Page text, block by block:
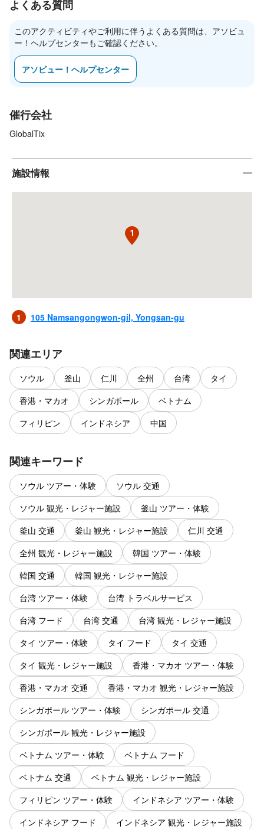
よくある質問
このアクティビティやご利用に伴うよくある質問は、アソビュ
ー！ヘルプセンターもご確認ください。
アソビュー！ヘルプセンター
催行会社
GlobalTix
施設情報
1
1 105 Namsangongwon-gil, Yongsan-gu
関連エリア
ソウル 釜山 仁川 全州 台湾
タイ
香港・マカオ
シンガポール
ベトナム
フィリピン
インドネシア 中国
関連キーワード
ソウル ツアー・体験
ソウル 交通
ソウル 観光・レジャー施設
釜山 ツアー・体験
釜山 交通
釜山 観光・レジャー施設
仁川 交通
全州 観光・レジャー施設
韓国 ツアー・体験
韓国 交通
韓国 観光・レジャー施設
台湾 ツアー・体験
台湾 トラベルサービス
台湾 フード
台湾 交通
台湾 観光・レジャー施設
タイ ツアー・体験
タイ フード
タイ 交通
タイ 観光・レジャー施設
香港・マカオ ツアー・体験
香港・マカオ 交通
香港・マカオ 観光・レジャー施設
シンガポール ツアー・体験
シンガポール 交通
シンガポール 観光・レジャー施設
ベトナム ツアー・体験
ベトナム フード
ベトナム 交通
ベトナム 観光・レジャー施設
フィリピン ツアー・体験
インドネシア ツアー・体験
インドネシア フード
インドネシア 観光・レジャー施設